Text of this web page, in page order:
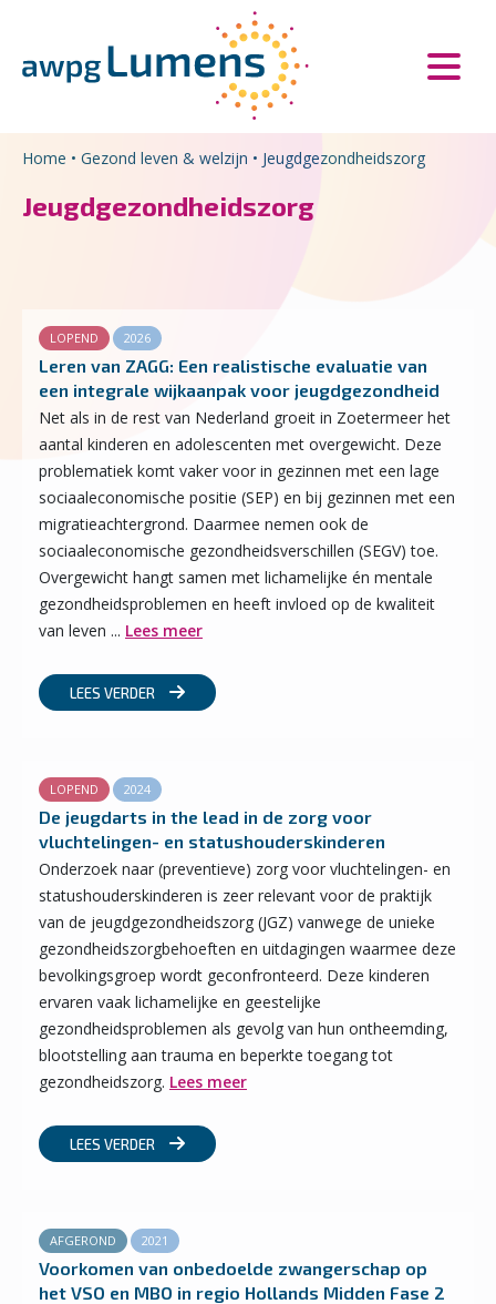
Home • Gezond leven & welzijn • Jeugdgezondheidszorg
Jeugdgezondheidszorg
LOPEND 2026
Leren van ZAGG: Een realistische evaluatie van
een integrale wijkaanpak voor jeugdgezondheid
Net als in de rest van Nederland groeit in Zoetermeer het
aantal kinderen en adolescenten met overgewicht. Deze
problematiek komt vaker voor in gezinnen met een lage
sociaaleconomische positie (SEP) en bij gezinnen met een
migratieachtergrond. Daarmee nemen ook de
sociaaleconomische gezondheidsverschillen (SEGV) toe.
Overgewicht hangt samen met lichamelijke én mentale
gezondheidsproblemen en heeft invloed op de kwaliteit
van leven ... Lees meer
LEES VERDER
LOPEND 2024
De jeugdarts in the lead in de zorg voor
vluchtelingen- en statushouderskinderen
Onderzoek naar (preventieve) zorg voor vluchtelingen- en
statushouderskinderen is zeer relevant voor de praktijk
van de jeugdgezondheidszorg (JGZ) vanwege de unieke
gezondheidszorgbehoeften en uitdagingen waarmee deze
bevolkingsgroep wordt geconfronteerd. Deze kinderen
ervaren vaak lichamelijke en geestelijke
gezondheidsproblemen als gevolg van hun ontheemding,
blootstelling aan trauma en beperkte toegang tot
gezondheidszorg. Lees meer
LEES VERDER
AFGEROND 2021
Voorkomen van onbedoelde zwangerschap op
het VSO en MBO in regio Hollands Midden Fase 2